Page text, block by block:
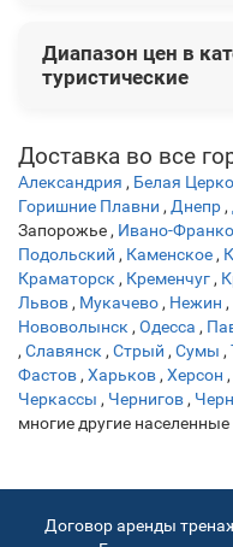
Палатка
8м 4 599 грн
Диапазон цен в
туристические
Доставка во все
Александрия , Белая
Горишние Плавни , Днепр ,
Запорожье , Ивано-
Подольский , Каменское ,
Краматорск , Кременчуг ,
Львов , Мукачево , Нежин ,
Нововолынск , Одесса ,
, Славянск , Стрый , Сумы ,
Фастов , Харьков , Херсон ,
Черкассы , Чернигов ,
многие другие
Договор аренды